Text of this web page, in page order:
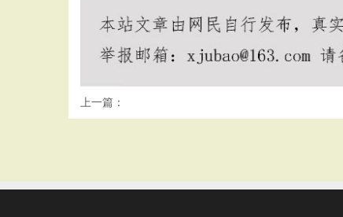
上一篇：